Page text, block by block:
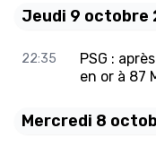
Jeudi 9 octobre
22:35
PSG :
en or à 87
Mercredi 8